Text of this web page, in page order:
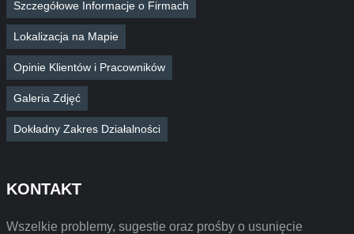
Szczegółowe Informacje o Firmach
Lokalizacja na Mapie
Opinie Klientów i Pracowników
Galeria Zdjęć
Dokładny Zakres Działalności
KONTAKT
Wszelkie problemy, sugestie oraz prośby o usunięcie